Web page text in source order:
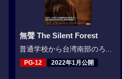
無聲 The Silent Forest
普通学校から台湾南部のろ...
PG-12 2022年1月公開